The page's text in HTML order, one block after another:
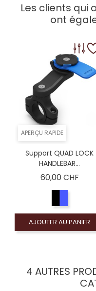
Les clients qui
ont
APERÇU RAPIDE
Support QUAD LOCK
HANDLEBAR...
60,00 CHFPrix
AJOUTER AU PANIER
4 AUTRES